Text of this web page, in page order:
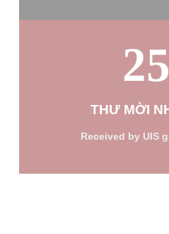
THƯ MỜI
Received by UIS